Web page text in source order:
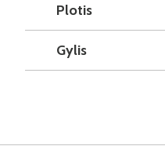
Plotis
Gylis